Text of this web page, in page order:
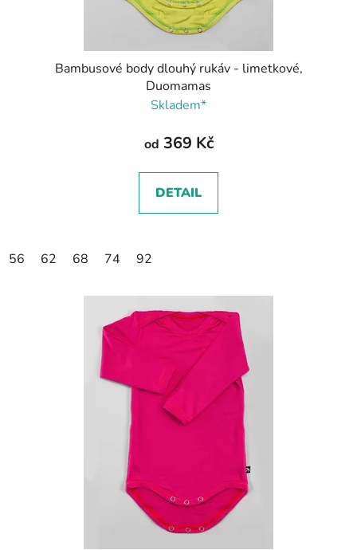
Bambusové body dlouhý rukáv - limetkové,
Duomamas
Skladem*
od 369 Kč
DETAIL
56 62 68 74 92